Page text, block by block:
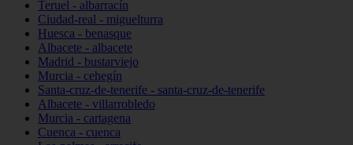
Teruel - albarracín
Ciudad-real - miguelturra
Huesca - benasque
Albacete - albacete
Madrid - bustarviejo
Murcia - cehegín
Santa-cruz-de-tenerife - santa-cruz-de-tenerife
Albacete - villarrobledo
Murcia - cartagena
Cuenca - cuenca